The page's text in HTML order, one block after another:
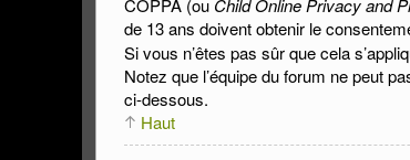
de 13 ans doivent obtenir le
Si vous n’êtes pas sûr que cela
Notez que l’équipe du forum ne peut
ci-dessous.
Haut